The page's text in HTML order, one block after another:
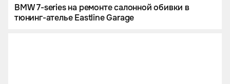
BMW 7-series на ремонте салонной обивки в
тюнинг-ателье Eastline Garage